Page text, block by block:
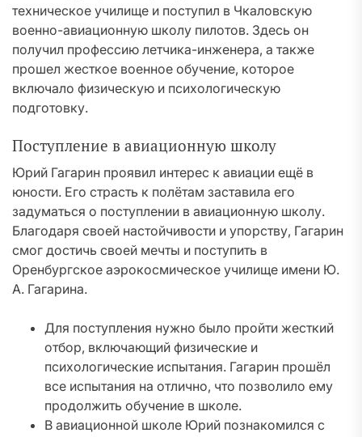
техническое училище и поступил в Чкаловскую
военно-авиационную школу пилотов. Здесь он
получил профессию летчика-инженера, а также
прошел жесткое военное обучение, которое
включало физическую и психологическую
подготовку.
Поступление в авиационную школу
Юрий Гагарин проявил интерес к авиации ещё в
юности. Его страсть к полётам заставила его
задуматься о поступлении в авиационную школу.
Благодаря своей настойчивости и упорству, Гагарин
смог достичь своей мечты и поступить в
Оренбургское аэрокосмическое училище имени Ю.
А. Гагарина.
Для поступления нужно было пройти жесткий
отбор, включающий физические и
психологические испытания. Гагарин прошёл
все испытания на отлично, что позволило ему
продолжить обучение в школе.
В авиационной школе Юрий познакомился с